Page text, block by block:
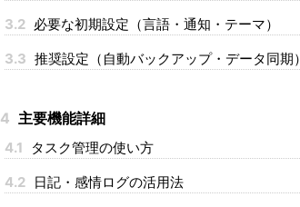
3.2 必要な初期設定（言語・通知・テーマ）
3.3 推奨設定（自動バックアップ・データ同期）
4 主要機能詳細
4.1
タスク管理の使い方
4.2
日記・感情ログの活用法